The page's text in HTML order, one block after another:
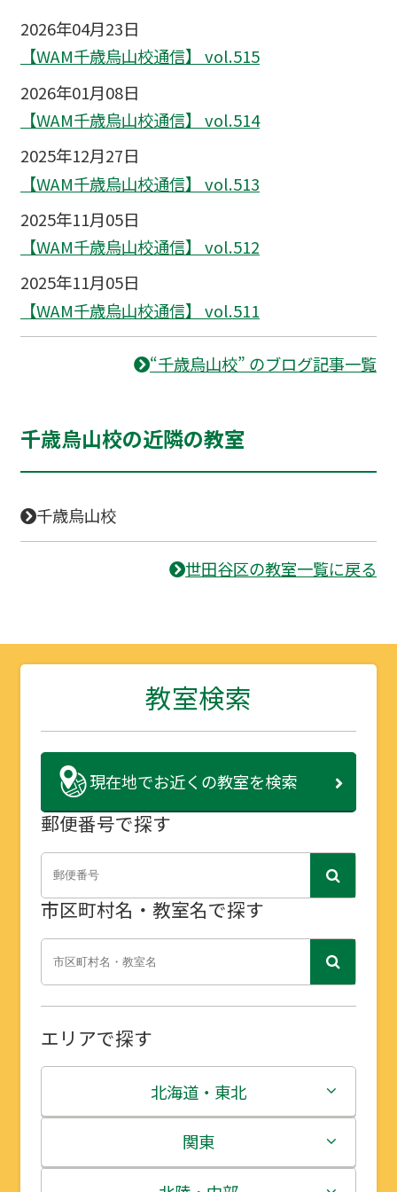
2026年04月23日
【WAM千歳烏山校通信】 vol.515
2026年01月08日
【WAM千歳烏山校通信】 vol.514
2025年12月27日
【WAM千歳烏山校通信】 vol.513
2025年11月05日
【WAM千歳烏山校通信】 vol.512
2025年11月05日
【WAM千歳烏山校通信】 vol.511
“千歳烏山校” のブログ記事一覧
千歳烏山校の近隣の教室
千歳烏山校
世田谷区の教室一覧に戻る
教室検索
現在地でお近くの教室を検索
郵便番号で探す
市区町村名・教室名で探す
エリアで探す
北海道・東北
北海道
関東